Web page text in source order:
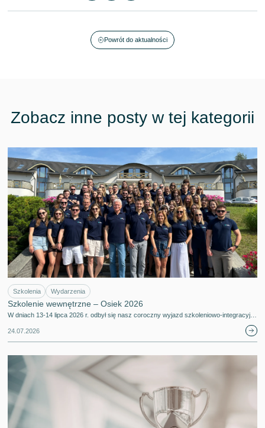
Powrót do aktualności
Zobacz inne posty w tej kategorii
Szkolenia Wydarzenia
Szkolenie wewnętrzne – Osiek 2026
W dniach 13-14 lipca 2026 r. odbył się nasz coroczny wyjazd szkoleniowo-integracyj…
24.07.2026